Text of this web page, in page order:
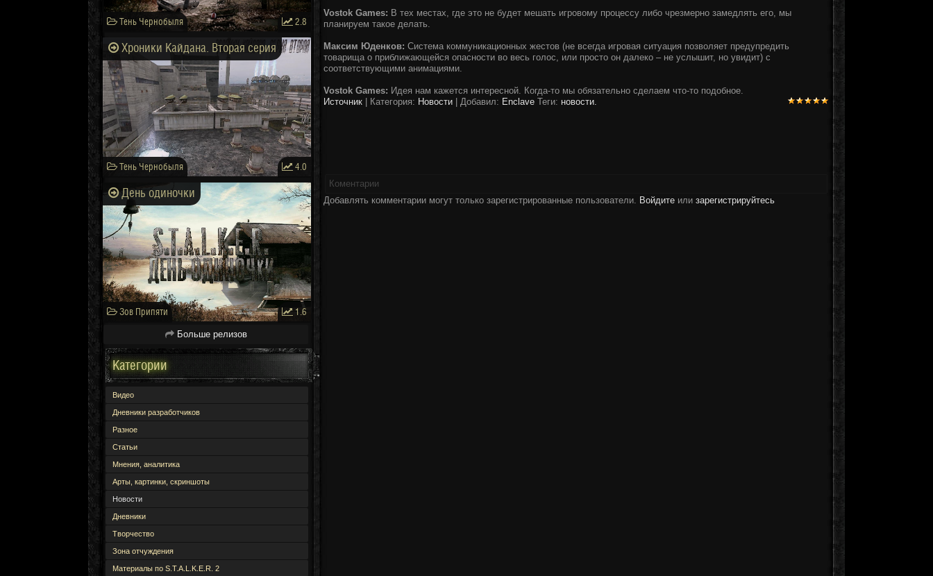
Vostok Games: В тех местах, где это не будет мешать игровому процессу либо чрезмерно замедлять его, мы
планируем такое делать.
Максим Юденков: Система коммуникационных жестов (не всегда игровая ситуация позволяет предупредить
товарища о приближающейся опасности во весь голос, или просто он далеко – не услышит, но увидит) с
соответствующими анимациями.
Vostok Games: Идея нам кажется интересной. Когда-то мы обязательно сделаем что-то подобное.
Источник
Категория: Новости | Добавил: Enclave Теги: новости.
Коментарии
Добавлять комментарии могут только зарегистрированные пользователи. Войдите или зарегистрируйтесь
Тень Чернобыля 2.8
Хроники Кайдана. Вторая серия
Тень Чернобыля 4.0
День одиночки
Зов Припяти 1.6
Больше релизов
Категории
Видео
Дневники разработчиков
Разное
Статьи
Мнения, аналитика
Арты, картинки, скриншоты
Новости
Дневники
Творчество
Зона отчуждения
Материалы по S.T.A.L.K.E.R. 2